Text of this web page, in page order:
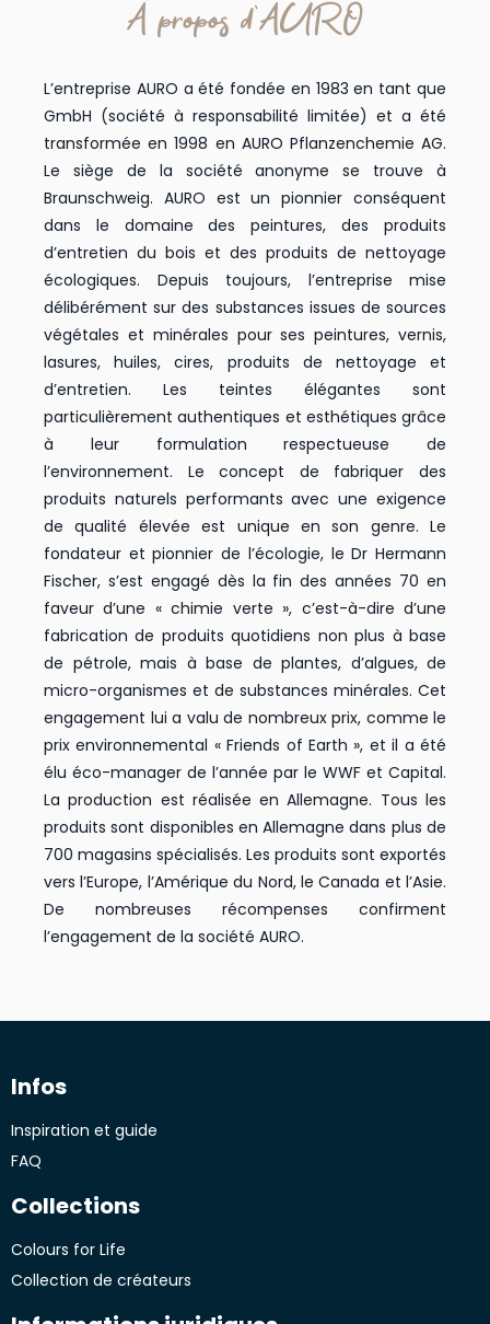
À propos d'AURO
L’entreprise AURO a été fondée en 1983 en tant que
GmbH (société à responsabilité limitée) et a été
transformée en 1998 en AURO Pflanzenchemie AG.
Le siège de la société anonyme se trouve à
Braunschweig. AURO est un pionnier conséquent
dans le domaine des peintures, des produits
d’entretien du bois et des produits de nettoyage
écologiques. Depuis toujours, l’entreprise mise
délibérément sur des substances issues de sources
végétales et minérales pour ses peintures, vernis,
lasures, huiles, cires, produits de nettoyage et
d’entretien. Les teintes élégantes sont
particulièrement authentiques et esthétiques grâce
à leur formulation respectueuse de
l’environnement. Le concept de fabriquer des
produits naturels performants avec une exigence
de qualité élevée est unique en son genre. Le
fondateur et pionnier de l’écologie, le Dr Hermann
Fischer, s’est engagé dès la fin des années 70 en
faveur d’une « chimie verte », c’est-à-dire d’une
fabrication de produits quotidiens non plus à base
de pétrole, mais à base de plantes, d’algues, de
micro-organismes et de substances minérales. Cet
engagement lui a valu de nombreux prix, comme le
prix environnemental « Friends of Earth », et il a été
élu éco-manager de l’année par le WWF et Capital.
La production est réalisée en Allemagne. Tous les
produits sont disponibles en Allemagne dans plus de
700 magasins spécialisés. Les produits sont exportés
vers l’Europe, l’Amérique du Nord, le Canada et l’Asie.
De nombreuses récompenses confirment
l’engagement de la société AURO.
Infos
Inspiration et guide
FAQ
Collections
Colours for Life
Collection de créateurs